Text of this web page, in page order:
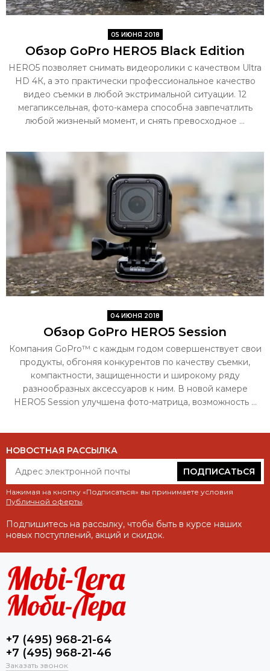
05 ИЮНЯ 2018
Обзор GoPro HERO5 Black Edition
HERO5 позволяет снимать видеоролики с качеством Ultra
HD 4К, а это практически профессиональное качество
видео съемки в любой экстримальной ситуации. 12
мегапиксельная, фото-камера способна завпечатлить
любой жизненый момент, и снять превосходное ...
04 ИЮНЯ 2018
Обзор GoPro HERO5 Session
Компания GoPro™ с каждым годом совершенствует свои
продукты, обгоняя конкурентов по качеству съемки,
компактности, защищенности и широкому ряду
разнообразных аксессуаров к ним. В новой камере
HERO5 Session улучшена фото-матрица, возможность ...
НОВОСТНАЯ РАССЫЛКА
ПОДПИСАТЬСЯ
Нажимая на кнопку «Подписаться» вы принимаете условия
Публичной оферты.
Подпишитесь на рассылку, чтобы быть в курсе наших
новых поступлений, акций и скидок.
+7 (495) 968-21-64
+7 (495) 968-21-46
Заказать звонок